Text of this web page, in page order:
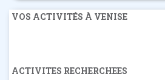
VOS ACTIVITÉS À VENISE
ACTIVITES RECHERCHEES